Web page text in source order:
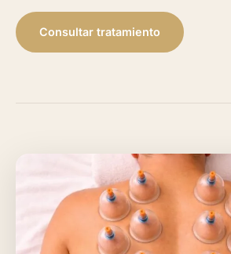
Consultar tratamiento